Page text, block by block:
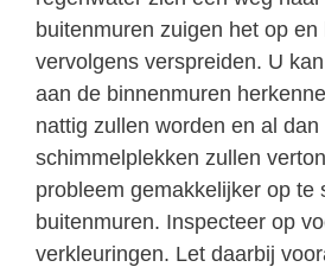
buitenmuren zuigen het op en
vervolgens verspreiden. U
aan de binnenmuren
nattig zullen worden en al dan
schimmelplekken zullen
probleem gemakkelijker op te
buitenmuren. Inspecteer op
verkleuringen. Let daarbij